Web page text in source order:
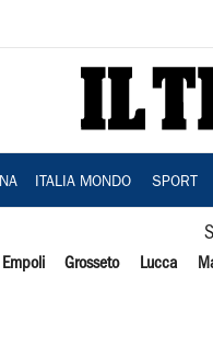
ITALIA MONDO SPORT
Empoli Grosseto Lucca